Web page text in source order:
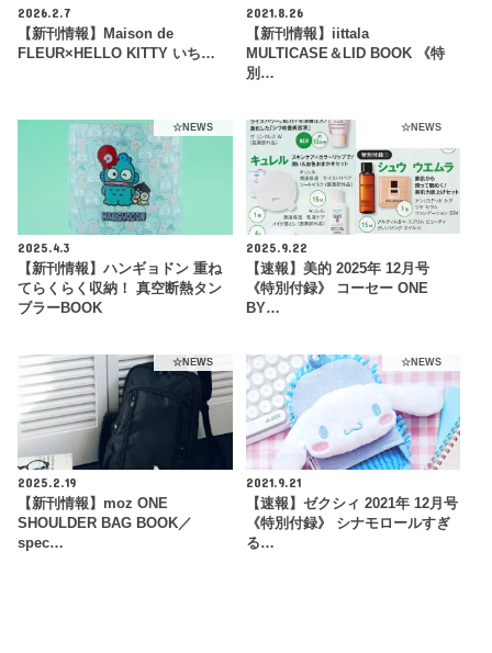
2026.2.7
【新刊情報】Maison de
FLEUR×HELLO KITTY いち…
2021.8.26
【新刊情報】iittala
MULTICASE＆LID BOOK 《特
別…
☆NEWS
2025.4.3
【新刊情報】ハンギョドン 重ね
てらくらく収納！ 真空断熱タン
ブラーBOOK
☆NEWS
2025.9.22
【速報】美的 2025年 12月号
《特別付録》 コーセー ONE
BY…
☆NEWS
2025.2.19
【新刊情報】moz ONE
SHOULDER BAG BOOK／
spec…
☆NEWS
2021.9.21
【速報】ゼクシィ 2021年 12月号
《特別付録》 シナモロールすぎ
る…